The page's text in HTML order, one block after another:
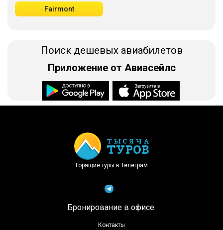
Fairmont
Поиск дешевых авиабилетов
Приложение от Авиасейлс
Горящие туры в Телеграм
Бронирование в офисе:
Контакты